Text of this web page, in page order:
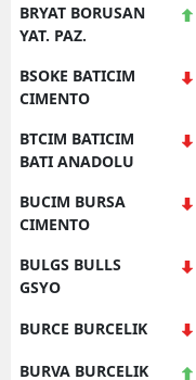
BRYAT BORUSAN
YAT. PAZ.
BSOKE BATICIM
CIMENTO
BTCIM BATICIM
BATI ANADOLU
BUCIM BURSA
CIMENTO
BULGS BULLS
GSYO
BURCE BURCELIK
BURVA BURCELIK